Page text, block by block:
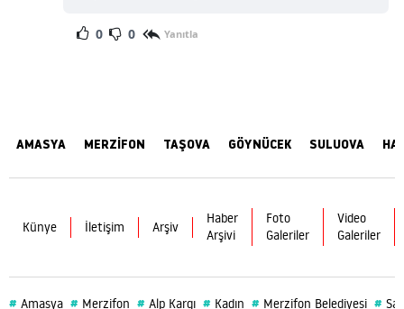
0 0 Yanıtla
AMASYA MERZİFON TAŞOVA GÖYNÜCEK SULUOVA
Künye İletişim Arşiv
Haber
Arşivi
Foto
Galeriler
Video
Galeriler
# Amasya # Merzifon # Alp Kargı # Kadın # Merzifon Belediyesi #